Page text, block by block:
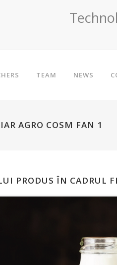
TEAM NEWS
AGRO COSM FAN 1
PRODUS ÎN CADRUL